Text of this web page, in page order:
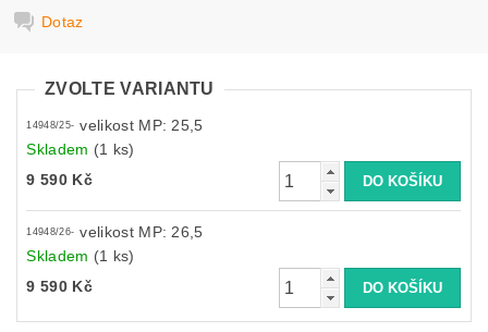
Dotaz
ZVOLTE VARIANTU
14948/25- velikost MP: 25,5
Skladem (1 ks)
9 590 Kč
14948/26- velikost MP: 26,5
Skladem (1 ks)
9 590 Kč